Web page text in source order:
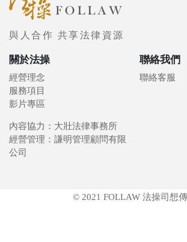
與人合作 共享法律資源
關於法操
經營理念
服務項目
影片專區
聯絡我們
聯絡客服
內容協力：大壯法律事務所
經營管理：謙明管理顧問有限
公司
© 2021 FOLLAW 法操司想